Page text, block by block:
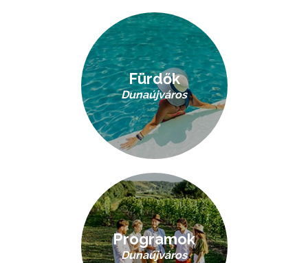
Fürdők
Dunaújváros
Programok
Dunaújváros